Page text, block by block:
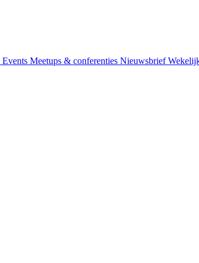
Events Meetups & conferenties Nieuwsbrief